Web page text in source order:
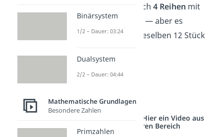
Grad, hat sie plötzlich 4 Reihen mit
jeweils3 Stückchen
— aber es
bleiben natürlich dieselben 12 Stück
➡️Beispiel
4 · 3 = 12
Studyflix vernetzt: Hier ein Video aus
einem anderen Bereich
Binärsystem
1/2 – Dauer: 03:24
Dualsystem
2/2 – Dauer: 04:44
Mathematische Grundlagen
Besondere Zahlen
Primzahlen